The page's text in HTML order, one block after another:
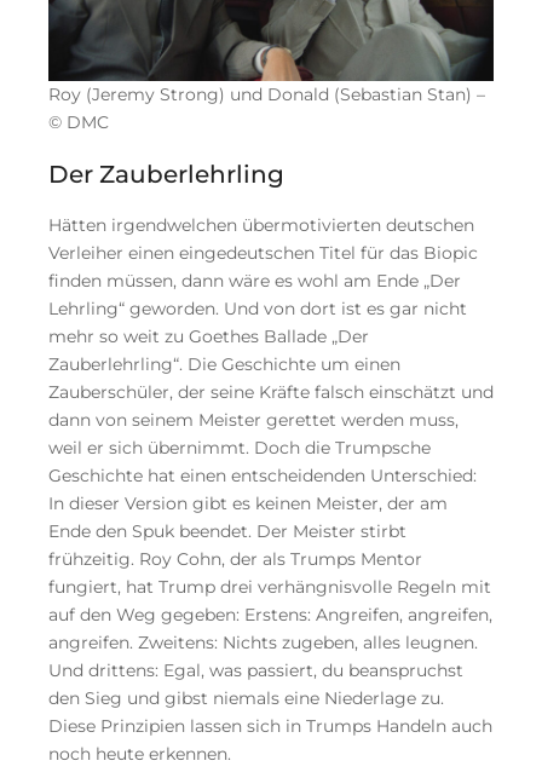
Roy (Jeremy Strong) und Donald (Sebastian Stan) –
© DMC
Der Zauberlehrling
Hätten irgendwelchen übermotivierten deutschen
Verleiher einen eingedeutschen Titel für das Biopic
finden müssen, dann wäre es wohl am Ende „Der
Lehrling“ geworden. Und von dort ist es gar nicht
mehr so weit zu Goethes Ballade „Der
Zauberlehrling“. Die Geschichte um einen
Zauberschüler, der seine Kräfte falsch einschätzt und
dann von seinem Meister gerettet werden muss,
weil er sich übernimmt. Doch die Trumpsche
Geschichte hat einen entscheidenden Unterschied:
In dieser Version gibt es keinen Meister, der am
Ende den Spuk beendet. Der Meister stirbt
frühzeitig. Roy Cohn, der als Trumps Mentor
fungiert, hat Trump drei verhängnisvolle Regeln mit
auf den Weg gegeben: Erstens: Angreifen, angreifen,
angreifen. Zweitens: Nichts zugeben, alles leugnen.
Und drittens: Egal, was passiert, du beanspruchst
den Sieg und gibst niemals eine Niederlage zu.
Diese Prinzipien lassen sich in Trumps Handeln auch
noch heute erkennen.